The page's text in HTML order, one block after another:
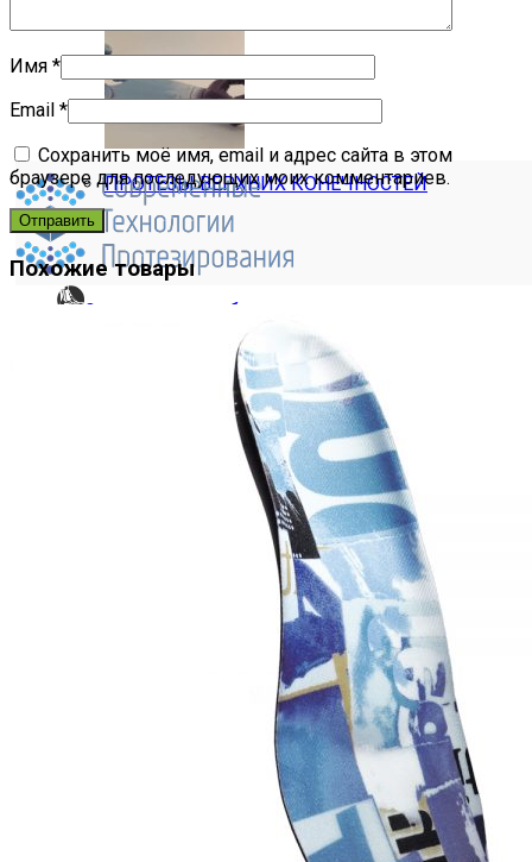
ПРОТЕЗЫ ВЕРХНИХ КОНЕЧНОСТЕЙ
Ортопедическая обувь
ДЕТСКАЯ ОРТОПЕДИЧЕСКАЯ ОБУВЬ
ЖЕНСКАЯ ОРТОПЕДИЧЕСКАЯ ОБУВЬ
Имя *
Email *
Сохранить моё имя, email и адрес сайта в этом
браузере для последующих моих комментариев.
Похожие товары